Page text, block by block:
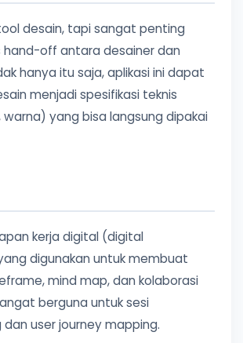
desain, tapi sangat penting
hand-off antara desainer dan
hanya itu saja, aplikasi ini dapat
menjadi spesifikasi teknis
warna) yang bisa langsung dipakai
kerja digital (digital
digunakan untuk membuat
mind map, dan kolaborasi
berguna untuk sesi
user journey mapping.